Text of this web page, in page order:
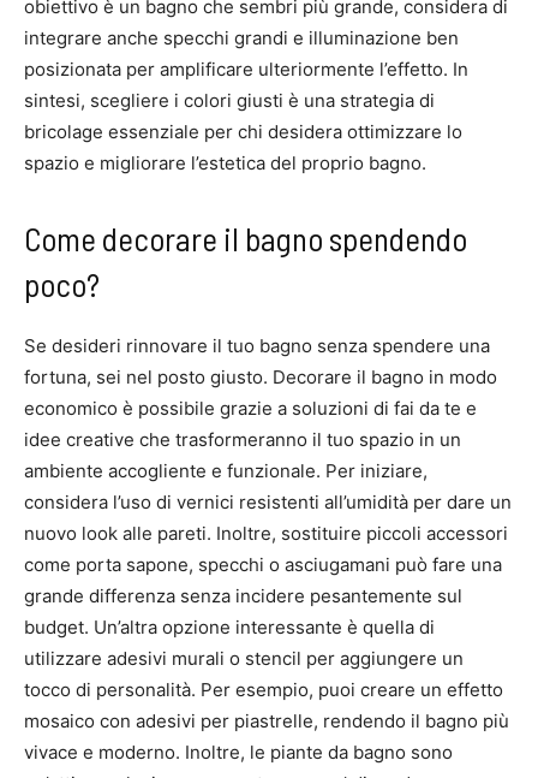
obiettivo è un bagno che sembri più grande, considera di
integrare anche specchi grandi e illuminazione ben
posizionata per amplificare ulteriormente l’effetto. In
sintesi, scegliere i colori giusti è una strategia di
bricolage essenziale per chi desidera ottimizzare lo
spazio e migliorare l’estetica del proprio bagno.
Come decorare il bagno spendendo
poco?
Se desideri rinnovare il tuo bagno senza spendere una
fortuna, sei nel posto giusto. Decorare il bagno in modo
economico è possibile grazie a soluzioni di fai da te e
idee creative che trasformeranno il tuo spazio in un
ambiente accogliente e funzionale. Per iniziare,
considera l’uso di vernici resistenti all’umidità per dare un
nuovo look alle pareti. Inoltre, sostituire piccoli accessori
come porta sapone, specchi o asciugamani può fare una
grande differenza senza incidere pesantemente sul
budget. Un’altra opzione interessante è quella di
utilizzare adesivi murali o stencil per aggiungere un
tocco di personalità. Per esempio, puoi creare un effetto
mosaico con adesivi per piastrelle, rendendo il bagno più
vivace e moderno. Inoltre, le piante da bagno sono